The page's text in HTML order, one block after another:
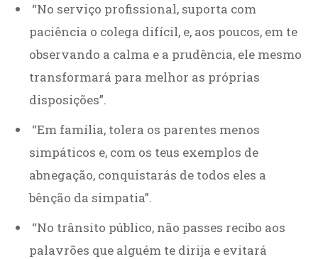
“No serviço profissional, suporta com
paciência o colega difícil, e, aos poucos, em te
observando a calma e a prudência, ele mesmo
transformará para melhor as próprias
disposições”.
“Em família, tolera os parentes menos
simpáticos e, com os teus exemplos de
abnegação, conquistarás de todos eles a
bênção da simpatia”.
“No trânsito público, não passes recibo aos
palavrões que alguém te dirija e evitará